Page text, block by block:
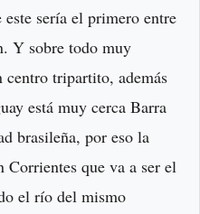
sería el primero entre
Y sobre todo muy
tripartito, además
está muy cerca Barra
brasileña, por eso la
Corrientes que va a ser el
el río del mismo